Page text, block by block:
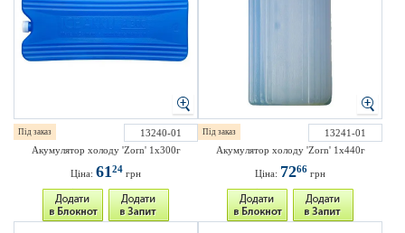
Під заказ
13240-01
Акумулятор холоду 'Zorn' 1x300г
Ціна: 6124 грн
Під заказ
13241-01
Акумулятор холоду 'Zorn' 1x440г
Ціна: 7266 грн